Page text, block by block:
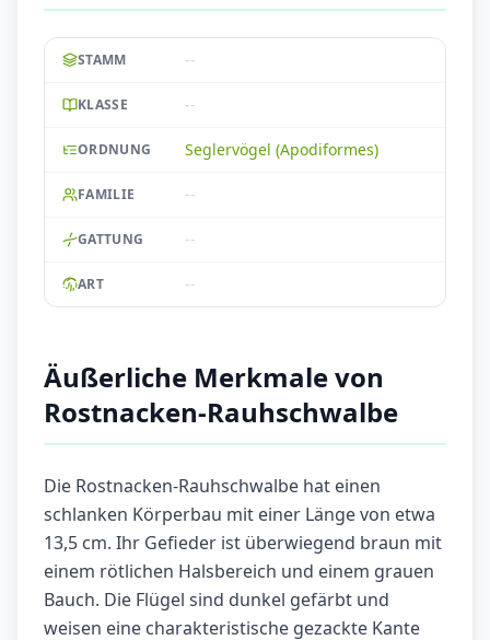
STAMM --
KLASSE --
ORDNUNG Seglervögel (Apodiformes)
FAMILIE --
GATTUNG --
ART --
Äußerliche Merkmale von
Rostnacken-Rauhschwalbe
Die Rostnacken-Rauhschwalbe hat einen
schlanken Körperbau mit einer Länge von etwa
13,5 cm. Ihr Gefieder ist überwiegend braun mit
einem rötlichen Halsbereich und einem grauen
Bauch. Die Flügel sind dunkel gefärbt und
weisen eine charakteristische gezackte Kante